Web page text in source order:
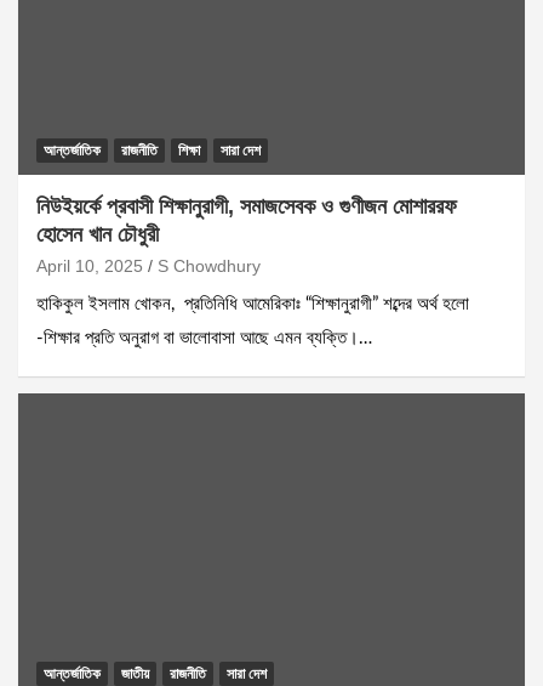
আন্তর্জাতিক রাজনীতি শিক্ষা সারা দেশ
নিউইয়র্কে প্রবাসী শিক্ষানুরাগী, সমাজসেবক ও গুণীজন মোশাররফ
হোসেন খান চৌধুরী
April 10, 2025 S Chowdhury
হাকিকুল ইসলাম খোকন, প্রতিনিধি আমেরিকাঃ “শিক্ষানুরাগী” শব্দের অর্থ হলো
-শিক্ষার প্রতি অনুরাগ বা ভালোবাসা আছে এমন ব্যক্তি।…
আন্তর্জাতিক জাতীয় রাজনীতি সারা দেশ